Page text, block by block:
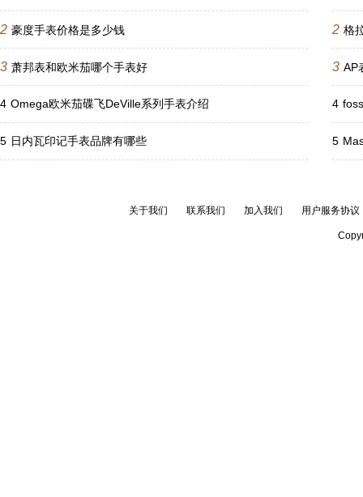
2 豪度手表价格是多少钱
3 萧邦表和欧米茄哪个手表好
4 Omega欧米茄碟飞DeVille系列手表介绍
5 日内瓦印记手表品牌有哪些
2 格
3 AP
4
5
关于我们 联系我们 加入我们 用户服务协议